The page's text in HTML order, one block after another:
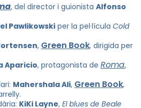
, del director i guionista Alfonso
Pawlikowski per la pel·lícula Cold
, Green Book, dirigida per
Aparicio, protagonista de Roma,
Mahershala Ali, Green Book,
KiKi Layne, El blues de Beale